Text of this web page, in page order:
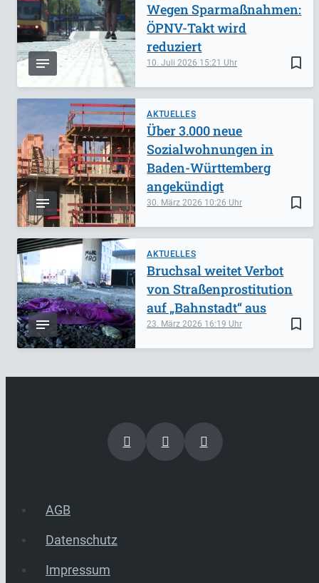
bookmark_border
10. Juli 2026 15:21
Wegen Sparmaßnahmen:
ÖPNV-Takt wird
reduziert
AKTUELLES
bookmark_border
30. März 2026 10:26
Über 3.000 neue
Sozialwohnungen in
Baden-Württemberg
angekündigt
AKTUELLES
bookmark_border
23. März 2026 16:19
Bruchsal weitet Verbot
von Straßenprostitution
auf „Bahnstadt“ aus
AGB
Datenschutz
Impressum